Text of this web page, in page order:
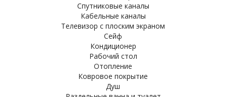
Спутниковые каналы
Кабельные каналы
Телевизор с плоским экраном
Сейф
Кондиционер
Рабочий стол
Отопление
Ковровое покрытие
Душ